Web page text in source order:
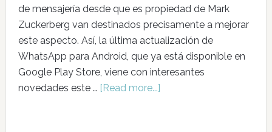
de mensajería desde que es propiedad de Mark
Zuckerberg van destinados precisamente a mejorar
este aspecto. Así, la última actualización de
WhatsApp para Android, que ya está disponible en
Google Play Store, viene con interesantes
novedades este … [Read more...]